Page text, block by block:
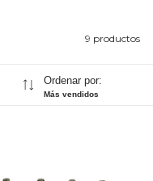
9 productos
Ordenar por:
Más vendidos